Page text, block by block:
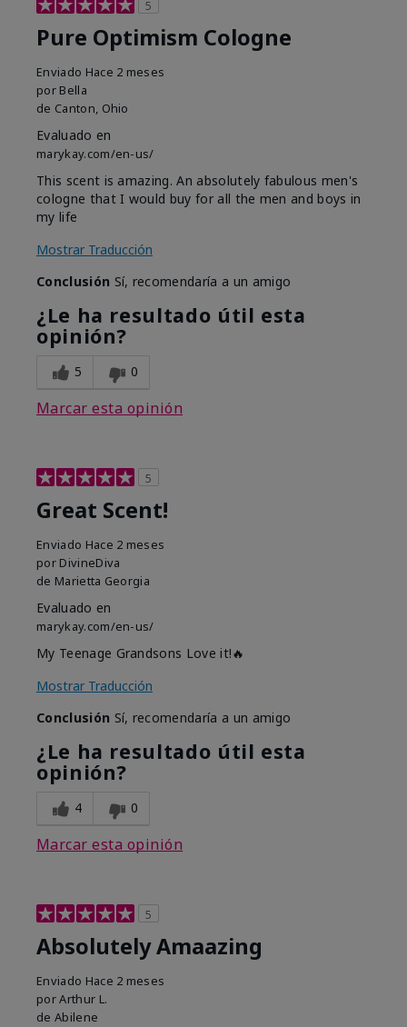
5
Pure Optimism Cologne
Enviado Hace 2 meses
por Bella
de Canton, Ohio
Evaluado en
marykay.com/en-us/
This scent is amazing. An absolutely fabulous men's
cologne that I would buy for all the men and boys in
my life
Mostrar Traducción
Conclusión Sí, recomendaría a un amigo
¿Le ha resultado útil esta
opinión?
5 0
Marcar esta opinión
5
Great Scent!
Enviado Hace 2 meses
por DivineDiva
de Marietta Georgia
Evaluado en
marykay.com/en-us/
My Teenage Grandsons Love it!🔥
Mostrar Traducción
Conclusión Sí, recomendaría a un amigo
¿Le ha resultado útil esta
opinión?
4 0
Marcar esta opinión
5
Absolutely Amaazing
Enviado Hace 2 meses
porArthur L.
de Abilene